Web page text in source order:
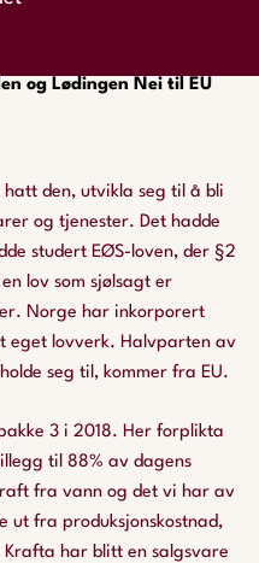
og Lødingen Nei til EU
den, utvikla seg til å bli
og tjenester. Det hadde
studert EØS-loven, der §2
lov som sjølsagt er
Norge har inkorporert
eget lovverk. Halvparten av
seg til, kommer fra EU.
3 i 2018. Her forplikta
til 88% av dagens
fra vann og det vi har av
ut fra produksjonskostnad,
har blitt en salgsvare